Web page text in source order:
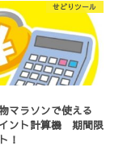
せどりツール
マラソンで使える
ント計算機 期間限
！